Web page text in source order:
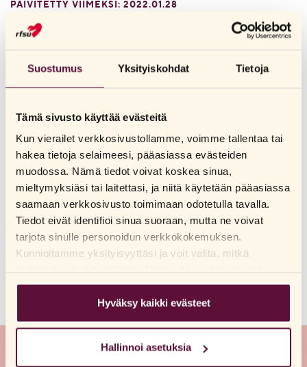
Suostumus Yksityiskohdat Tietoja
Tämä sivusto käyttää evästeitä
Kun vierailet verkkosivustollamme, voimme tallentaa tai
hakea tietoja selaimeesi, pääasiassa evästeiden
muodossa. Nämä tiedot voivat koskea sinua,
mieltymyksiäsi tai laitettasi, ja niitä käytetään pääasiassa
saamaan verkkosivusto toimimaan odotetulla tavalla.
Tiedot eivät identifioi sinua suoraan, mutta ne voivat
tarjota sinulle personoidun verkkokokemuksen.
Kunnioitamme yksityisyyttäsi ja voit valita, mitkä
otsikoita saadaksesi lisätietoja ja muuttaaksesi
oletusasetuksiamme. Huomaathan, että evästeiden
estäminen voi vaikuttaa sivuston käyttökokemukseen ja
verkkosivuillamme aiemmin ja hyväksynyt evästeiden
Hyväksy kaikki evästeet
Hallinnoi asetuksia
PÄIVITETTY VIIMEKSI: 2022.01.28
MUUT LUKIVAT MYÖS
minulle?
Miksi lanseeraatte uusia seksivälineitä?
Miten Ingrown Hair Cream toimii?
Mistä tiedän, että RFSU:n seksivälineet eivät sisällä
Onko UrinCUR Utipro Plus AF vegaaninen?
seksivälineitä?